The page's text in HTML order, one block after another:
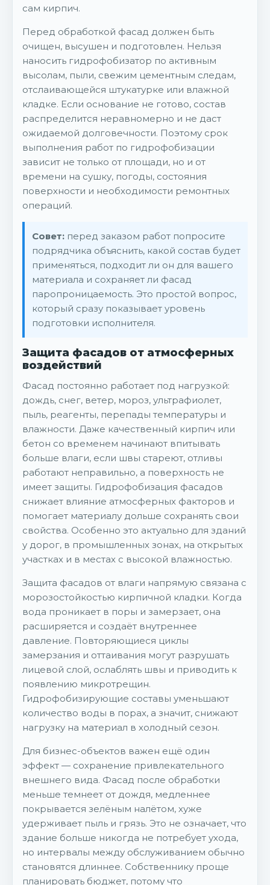
сам кирпич.
Перед обработкой фасад должен быть
очищен, высушен и подготовлен. Нельзя
наносить гидрофобизатор по активным
высолам, пыли, свежим цементным следам,
отслаивающейся штукатурке или влажной
кладке. Если основание не готово, состав
распределится неравномерно и не даст
ожидаемой долговечности. Поэтому срок
выполнения работ по гидрофобизации
зависит не только от площади, но и от
времени на сушку, погоды, состояния
поверхности и необходимости ремонтных
операций.
Совет: перед заказом работ попросите
подрядчика объяснить, какой состав будет
применяться, подходит ли он для вашего
материала и сохраняет ли фасад
паропроницаемость. Это простой вопрос,
который сразу показывает уровень
подготовки исполнителя.
Защита фасадов от атмосферных
воздействий
Фасад постоянно работает под нагрузкой:
дождь, снег, ветер, мороз, ультрафиолет,
пыль, реагенты, перепады температуры и
влажности. Даже качественный кирпич или
бетон со временем начинают впитывать
больше влаги, если швы стареют, отливы
работают неправильно, а поверхность не
имеет защиты. Гидрофобизация фасадов
снижает влияние атмосферных факторов и
помогает материалу дольше сохранять свои
свойства. Особенно это актуально для зданий
у дорог, в промышленных зонах, на открытых
участках и в местах с высокой влажностью.
Защита фасадов от влаги напрямую связана с
морозостойкостью кирпичной кладки. Когда
вода проникает в поры и замерзает, она
расширяется и создаёт внутреннее
давление. Повторяющиеся циклы
замерзания и оттаивания могут разрушать
лицевой слой, ослаблять швы и приводить к
появлению микротрещин.
Гидрофобизирующие составы уменьшают
количество воды в порах, а значит, снижают
нагрузку на материал в холодный сезон.
Для бизнес-объектов важен ещё один
эффект — сохранение привлекательного
внешнего вида. Фасад после обработки
меньше темнеет от дождя, медленнее
покрывается зелёным налётом, хуже
удерживает пыль и грязь. Это не означает, что
здание больше никогда не потребует ухода,
но интервалы между обслуживанием обычно
становятся длиннее. Собственнику проще
планировать бюджет, потому что